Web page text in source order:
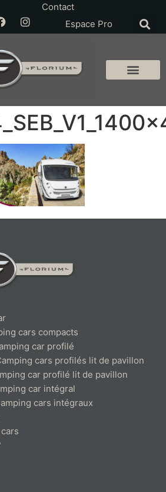
Contact
Espace Pro
cars compacts
car profilé
cars profilés lit de pavillon
car profilé lit de pavillon
car intégral
cars intégraux